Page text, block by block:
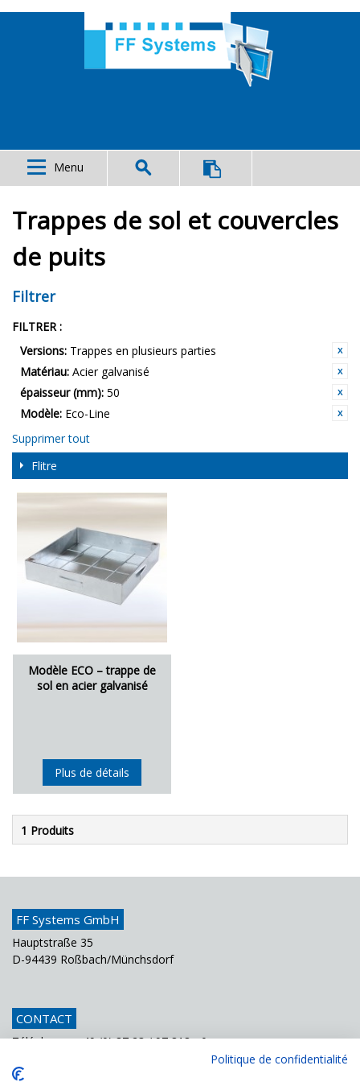
Menu
Trappes de sol et couvercles
de puits
Filtrer
FILTRER :
Versions: Trappes en plusieurs parties
Matériau: Acier galvanisé
épaisseur (mm): 50
Modèle: Eco-Line
Supprimer tout
Flitre
Modèle ECO – trappe de
sol en acier galvanisé
Plus de détails
1 Produits
FF Systems GmbH
Hauptstraße 35
D-94439 Roßbach/Münchsdorf
CONTACT
Téléphone +49 (0) 87 23 / 97 818 - 0
+49 (0) 87 23 / 97 818 - 70
Courriel
Politique de confidentialité